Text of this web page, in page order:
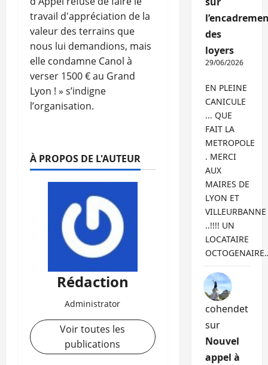
travail d'appréciation de la
valeur des terrains que
nous lui demandions, mais
elle condamne Canol à
verser 1500 € au Grand
Lyon ! » s’indigne
l’organisation.
À PROPOS DE L'AUTEUR
Rédaction
Administrator
Voir toutes les
publications
des
loyers
29/06/2026
EN PLEINE
CANICULE
... QUE
FAIT LA
METROPOLE
. MERCI
AUX
MAIRES DE
LYON ET
VILLEURBANNE
..!!!! UN
LOCATAIRE
cohendet
sur
Nouvel
appel à